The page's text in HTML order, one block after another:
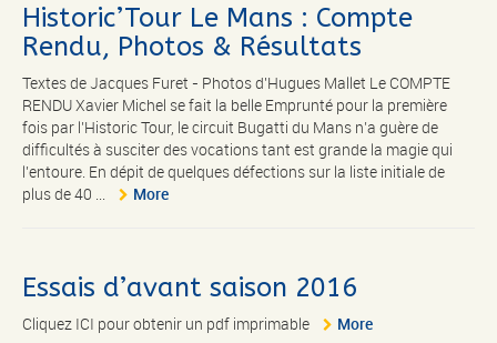
Historic’Tour Le Mans : Compte
Rendu, Photos & Résultats
Textes de Jacques Furet - Photos d'Hugues Mallet Le COMPTE
RENDU Xavier Michel se fait la belle Emprunté pour la première
fois par l’Historic Tour, le circuit Bugatti du Mans n’a guère de
difficultés à susciter des vocations tant est grande la magie qui
l’entoure. En dépit de quelques défections sur la liste initiale de
plus de 40 ...
More
Essais d’avant saison 2016
Cliquez ICI pour obtenir un pdf imprimable More